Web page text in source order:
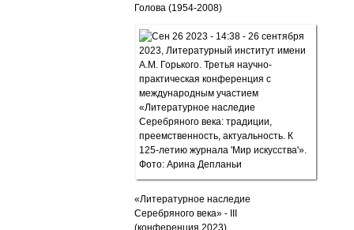
Голова (1954-2008)
«Литературное наследие
Серебряного века» - III
(конференция 2023)